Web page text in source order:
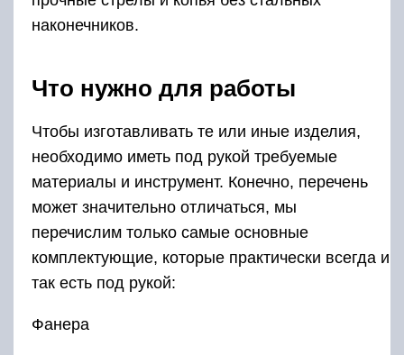
наконечников.
Что нужно для работы
Чтобы изготавливать те или иные изделия,
необходимо иметь под рукой требуемые
материалы и инструмент. Конечно, перечень
может значительно отличаться, мы
перечислим только самые основные
комплектующие, которые практически всегда и
так есть под рукой:
Фанера